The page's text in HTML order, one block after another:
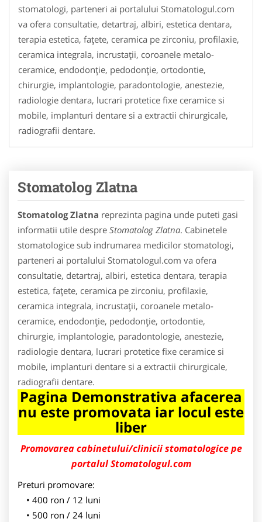
stomatologi, parteneri ai portalului Stomatologul.com
va ofera consultatie, detartraj, albiri, estetica dentara,
terapia estetica, faţete, ceramica pe zirconiu, profilaxie,
ceramica integrala, incrustaţii, coroanele metalo-
ceramice, endodonţie, pedodonţie, ortodontie,
chirurgie, implantologie, paradontologie, anestezie,
radiologie dentara, lucrari protetice fixe ceramice si
mobile, implanturi dentare si a extractii chirurgicale,
radiografii dentare.
Stomatolog Zlatna
Stomatolog Zlatna reprezinta pagina unde puteti gasi
informatii utile despre Stomatolog Zlatna. Cabinetele
stomatologice sub indrumarea medicilor stomatologi,
parteneri ai portalului Stomatologul.com va ofera
consultatie, detartraj, albiri, estetica dentara, terapia
estetica, faţete, ceramica pe zirconiu, profilaxie,
ceramica integrala, incrustaţii, coroanele metalo-
ceramice, endodonţie, pedodonţie, ortodontie,
chirurgie, implantologie, paradontologie, anestezie,
radiologie dentara, lucrari protetice fixe ceramice si
mobile, implanturi dentare si a extractii chirurgicale,
radiografii dentare.
Pagina Demonstrativa afacerea
nu este promovata iar locul este
liber
Promovarea cabinetului/clinicii stomatologice pe
portalul Stomatologul.com
Preturi promovare:
400 ron / 12 luni
500 ron / 24 luni